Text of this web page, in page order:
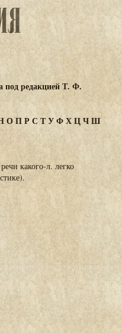
под редакцией Т. Ф.
ОПР С ТУФХЦЧШ
какого-л. легко